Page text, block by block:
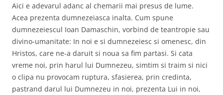
Aici e adevarul adanc al chemarii mai presus de lume.
Acea prezenta dumnezeiasca inalta. Cum spune
dumnezeiescul Ioan Damaschin, vorbind de teantropie sau
divino-umanitate: In noi e si dumnezeiesc si omenesc, din
Hristos, care ne-a daruit si noua sa fim partasi. Si cata
vreme noi, prin harul lui Dumnezeu, simtim si traim si nici
o clipa nu provocam ruptura, sfasierea, prin credinta,
pastrand darul lui Dumnezeu in noi, prezenta Lui in noi,